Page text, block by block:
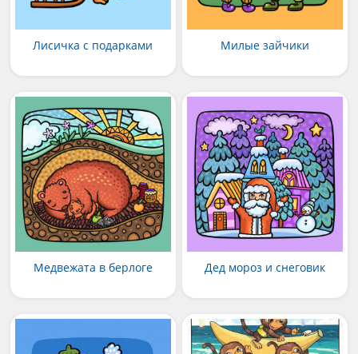
Лисичка с подарками Милые зайчики
Медвежата в берлоге Дед мороз и снеговик